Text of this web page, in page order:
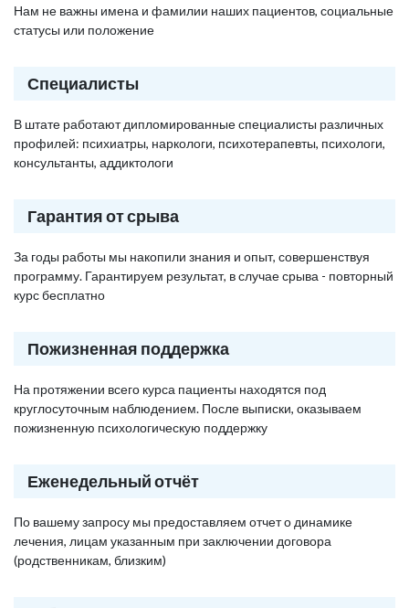
Нам не важны имена и фамилии наших пациентов, социальные
статусы или положение
Специалисты
В штате работают дипломированные специалисты различных
профилей: психиатры, наркологи, психотерапевты, психологи,
консультанты, аддиктологи
Гарантия от срыва
За годы работы мы накопили знания и опыт, совершенствуя
программу. Гарантируем результат, в случае срыва - повторный
курс бесплатно
Пожизненная поддержка
На протяжении всего курса пациенты находятся под
круглосуточным наблюдением. После выписки, оказываем
пожизненную психологическую поддержку
Еженедельный отчёт
По вашему запросу мы предоставляем отчет о динамике
лечения, лицам указанным при заключении договора
(родственникам, близким)